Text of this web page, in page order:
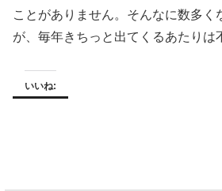
ことがありません。そんなに数多く
が、毎年きちっと出てくるあたりは
いいね: